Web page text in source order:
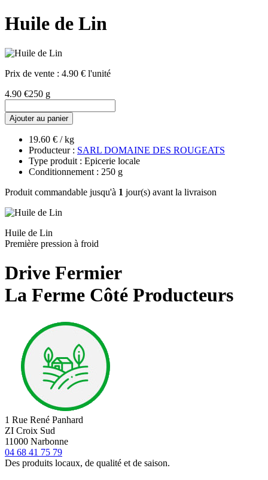
Huile de Lin
Prix de vente : 4.90 € l'unité
4.90 €250 g
Ajouter au panier
19.60 € / kg
Producteur : SARL DOMAINE DES ROUGEATS
Type produit : Epicerie locale
Conditionnement : 250 g
Produit commandable jusqu'à 1 jour(s) avant la livraison
Huile de Lin
Première pression à froid
Drive Fermier
La Ferme Côté Producteurs
1 Rue René Panhard
ZI Croix Sud
11000 Narbonne
04 68 41 75 79
Des produits locaux, de qualité et de saison.